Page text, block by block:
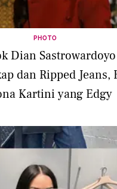
PHOTO
Dian
dan Ripped Jeans,
Kartini yang Edgy